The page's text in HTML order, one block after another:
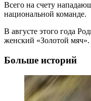
Всего на счету
национальной команде.
В августе этого года
женский «Золотой мяч».
Больше историй